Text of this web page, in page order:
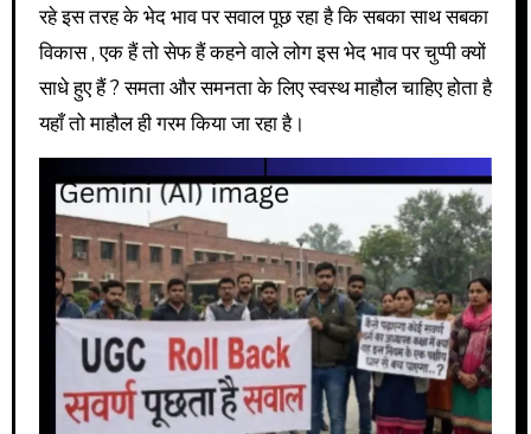
रहे इस तरह के भेद भाव पर सवाल पूछ रहा है कि सबका साथ सबका
विकास , एक हैं तो सेफ हैं कहने वाले लोग इस भेद भाव पर चुप्पी क्यों
साधे हुए हैं ? समता और समनता के लिए स्वस्थ माहौल चाहिए होता है
यहाँ तो माहौल ही गरम किया जा रहा है।